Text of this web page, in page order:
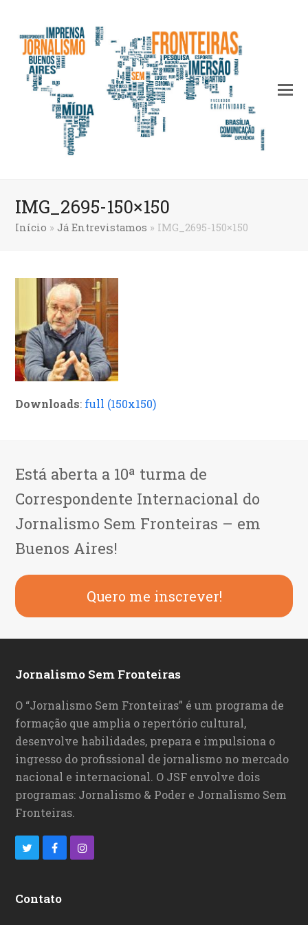
IMG_2695-150×150
Início »Já Entrevistamos » IMG_2695-150×150
Downloads: full (150x150)
Está aberta a 10ª turma de
Correspondente Internacional do
Jornalismo Sem Fronteiras – em
Buenos Aires!
Quero me inscrever!
Jornalismo Sem Fronteiras
O “Jornalismo Sem Fronteiras” é um programa de
formação que amplia o repertório cultural,
desenvolve habilidades, prepara e impulsiona o
ingresso do profissional de jornalismo no mercado
nacional e internacional. O JSF envolve dois
programas: Jornalismo & Poder e Jornalismo Sem
Fronteiras.
i
c
I
Contato